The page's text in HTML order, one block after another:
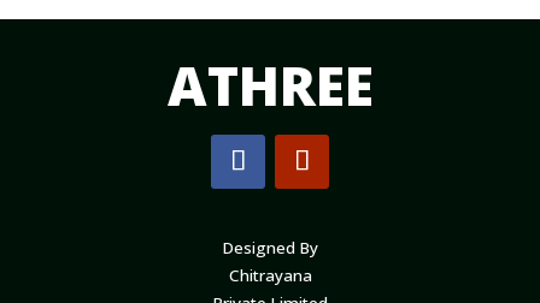
ATHREE
Designed By
Chitrayana